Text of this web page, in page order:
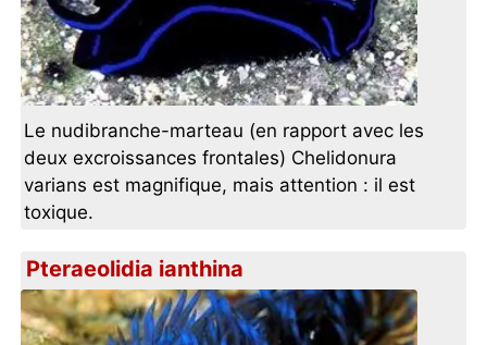
Le nudibranche-marteau (en rapport avec les
deux excroissances frontales) Chelidonura
varians est magnifique, mais attention : il est
toxique.
Pteraeolidia ianthina